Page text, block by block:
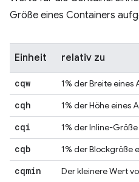
Größe eines Containers
Einheit relativ zu
cqw 1% der Breite
cqh 1% der Höhe eines
cqi 1% der Inline-
cqb 1% der Blockgröße
cqmin Der kleinere Wert